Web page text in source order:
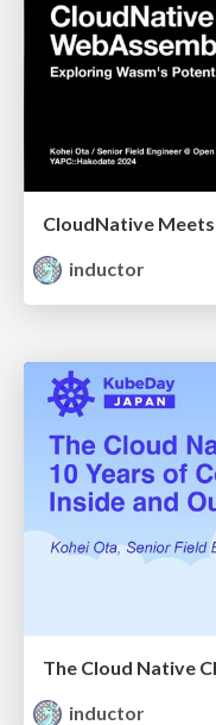
inductor
inductor